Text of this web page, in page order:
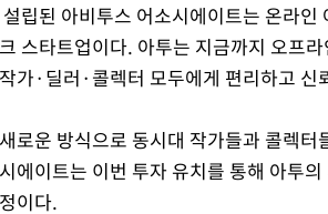
립된 아비투스 어소시에이트는 온라
스타트업이다. 아투는 지금까지 오프
가·딜러·콜렉터 모두에게 편리하고
로운 방식으로 동시대 작가들과 콜렉
에이트는 이번 투자 유치를 통해 아투
이다.